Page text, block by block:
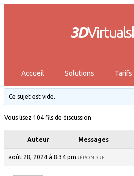
3D
Accueil Solutions Tarifs
Ce sujet est vide.
Vous lisez 104 fils de discussion
Auteur Messages
août 28, 2024 à 8:34 pmRÉPONDRE